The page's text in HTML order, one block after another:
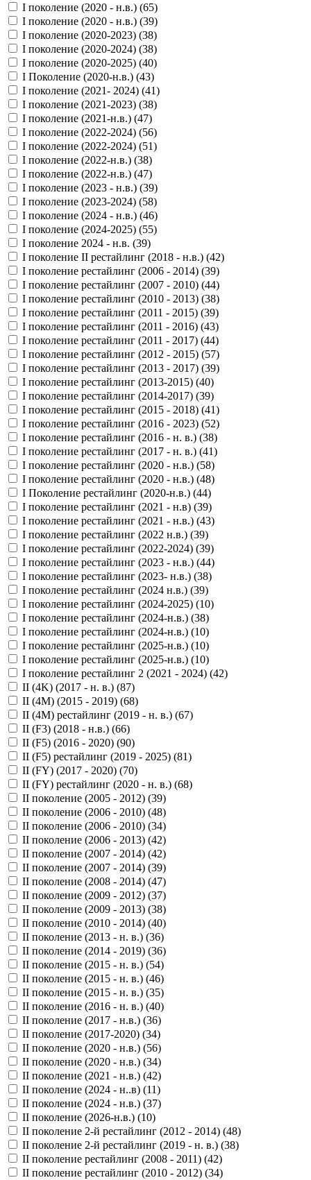
I поколение (2020 - н.в.) (65)
I поколение (2020 - н.в.) (39)
I поколение (2020-2023) (38)
I поколение (2020-2024) (38)
I поколение (2020-2025) (40)
I Поколение (2020-н.в.) (43)
I поколение (2021- 2024) (41)
I поколение (2021-2023) (38)
I поколение (2021-н.в.) (47)
I поколение (2022-2024) (56)
I поколение (2022-2024) (51)
I поколение (2022-н.в.) (38)
I поколение (2022-н.в.) (47)
I поколение (2023 - н.в.) (39)
I поколение (2023-2024) (58)
I поколение (2024 - н.в.) (46)
I поколение (2024-2025) (55)
I поколение 2024 - н.в. (39)
I поколение II рестайлинг (2018 - н.в.) (42)
I поколение рестайлинг (2006 - 2014) (39)
I поколение рестайлинг (2007 - 2010) (44)
I поколение рестайлинг (2010 - 2013) (38)
I поколение рестайлинг (2011 - 2015) (39)
I поколение рестайлинг (2011 - 2016) (43)
I поколение рестайлинг (2011 - 2017) (44)
I поколение рестайлинг (2012 - 2015) (57)
I поколение рестайлинг (2013 - 2017) (39)
I поколение рестайлинг (2013-2015) (40)
I поколение рестайлинг (2014-2017) (39)
I поколение рестайлинг (2015 - 2018) (41)
I поколение рестайлинг (2016 - 2023) (52)
I поколение рестайлинг (2016 - н. в.) (38)
I поколение рестайлинг (2017 - н. в.) (41)
I поколение рестайлинг (2020 - н.в.) (58)
I поколение рестайлинг (2020 - н.в.) (48)
I Поколение рестайлинг (2020-н.в.) (44)
I поколение рестайлинг (2021 - н.в) (39)
I поколение рестайлинг (2021 - н.в.) (43)
I поколение рестайлинг (2022 н.в.) (39)
I поколение рестайлинг (2022-2024) (39)
I поколение рестайлинг (2023 - н.в.) (44)
I поколение рестайлинг (2023- н.в.) (38)
I поколение рестайлинг (2024 н.в.) (39)
I поколение рестайлинг (2024-2025) (10)
I поколение рестайлинг (2024-н.в.) (38)
I поколение рестайлинг (2024-н.в.) (10)
I поколение рестайлинг (2025-н.в.) (10)
I поколение рестайлинг (2025-н.в.) (10)
I поколение рестайлинг 2 (2021 - 2024) (42)
II (4K) (2017 - н. в.) (87)
II (4M) (2015 - 2019) (68)
II (4M) рестайлинг (2019 - н. в.) (67)
II (F3) (2018 - н.в.) (66)
II (F5) (2016 - 2020) (90)
II (F5) рестайлинг (2019 - 2025) (81)
II (FY) (2017 - 2020) (70)
II (FY) рестайлинг (2020 - н. в.) (68)
II поколение (2005 - 2012) (39)
II поколение (2006 - 2010) (48)
II поколение (2006 - 2010) (34)
II поколение (2006 - 2013) (42)
II поколение (2007 - 2014) (42)
II поколение (2007 - 2014) (39)
II поколение (2008 - 2014) (47)
II поколение (2009 - 2012) (37)
II поколение (2009 - 2013) (38)
II поколение (2010 - 2014) (40)
II поколение (2013 - н. в.) (36)
II поколение (2014 - 2019) (36)
II поколение (2015 - н. в.) (54)
II поколение (2015 - н. в.) (46)
II поколение (2015 - н. в.) (35)
II поколение (2016 - н. в.) (40)
II поколение (2017 - н.в.) (36)
II поколение (2017-2020) (34)
II поколение (2020 - н.в.) (56)
II поколение (2020 - н.в.) (34)
II поколение (2021 - н.в.) (42)
II поколение (2024 - н..в) (11)
II поколение (2024 - н.в.) (37)
II поколение (2026-н.в.) (10)
II поколение 2-й рестайлинг (2012 - 2014) (48)
II поколение 2-й рестайлинг (2019 - н. в.) (38)
II поколение рестайлинг (2008 - 2011) (42)
II поколение рестайлинг (2010 - 2012) (34)